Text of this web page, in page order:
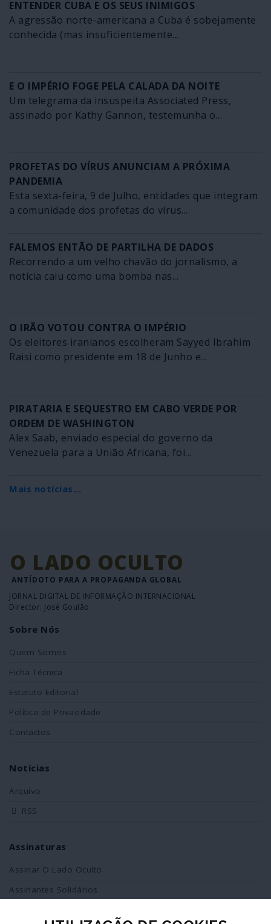
ENTENDER CUBA E OS SEUS INIMIGOS
A agressão norte-americana a Cuba é sobejamente
conhecida (mas insuficientemente...
E O IMPÉRIO FOGE PELA CALADA DA NOITE
Um telegrama da insuspeita Associated Press,
assinado por Kathy Gannon, testemunha o...
PROFETAS DO VÍRUS ANUNCIAM A PRÓXIMA
PANDEMIA
Esta sexta-feira, 9 de Julho, entidades que integram
a comunidade dos profetas do vírus...
FALEMOS ENTÃO DE PARTILHA DE DADOS
Recorrendo a um velho chavão do jornalismo, a
notícia caiu como uma bomba nas...
O IRÃO VOTOU CONTRA O IMPÉRIO
Os eleitores iranianos escolheram Sayyed Ibrahim
Raisi como presidente em 18 de Junho e...
PIRATARIA E SEQUESTRO EM CABO VERDE POR
ORDEM DE WASHINGTON
Alex Saab, enviado especial do governo da
Venezuela para a União Africana, foi...
Mais notícias...
O LADO OCULTO
ANTÍDOTO PARA A PROPAGANDA GLOBAL
JORNAL DIGITAL DE INFORMAÇÃO INTERNACIONAL
Director: José Goulão
Sobre Nós
Quem Somos
Ficha Técnica
Estatuto Editorial
Política de Privacidade
Contactos
Notícias
Arquivo
RSS
Assinaturas
Assinar O Lado Oculto
Assinantes Solidários